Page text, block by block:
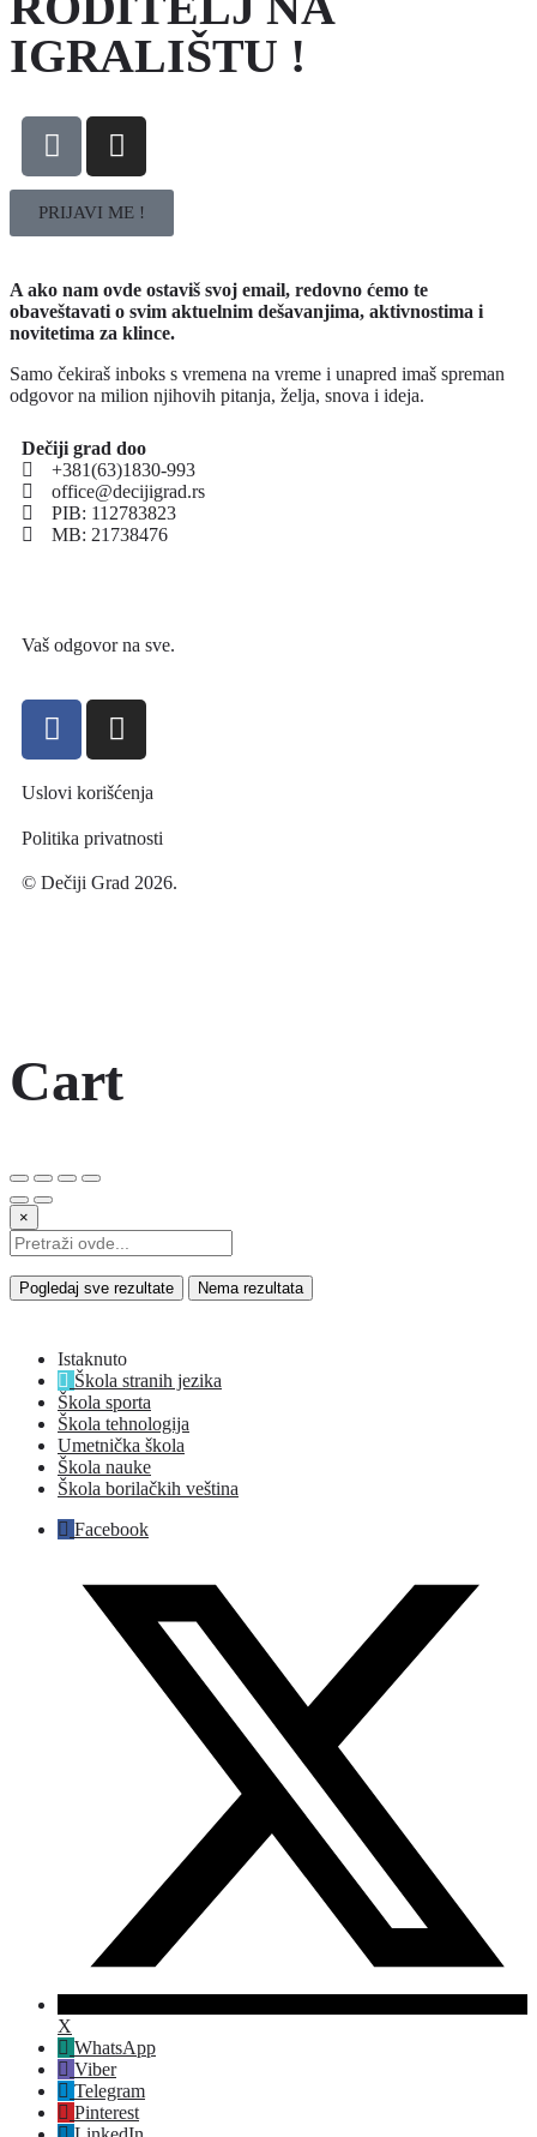
IGRALIŠTU !
PRIJAVI ME !
A ako nam ovde ostaviš svoj email, redovno ćemo te
obaveštavati o svim aktuelnim dešavanjima, aktivnostima i
novitetima za klince.
Samo čekiraš inboks s vremena na vreme i unapred imaš spreman
odgovor na milion njihovih pitanja, želja, snova i ideja.
Dečiji grad doo
+381(63)1830-993
office@decijigrad.rs
PIB: 112783823
MB: 21738476
Vaš odgovor na sve.
Uslovi korišćenja
Politika privatnosti
© Dečiji Grad 2026.
Cart
×
Pogledaj sve rezultate Nema rezultata
Istaknuto
Škola stranih jezika
Škola sporta
Škola tehnologija
Umetnička škola
Škola nauke
Škola borilačkih veština
Facebook
X
WhatsApp
Viber
Telegram
Pinterest